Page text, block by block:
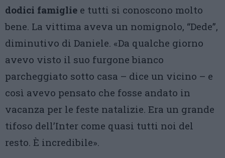
dodici famiglie e tutti si conoscono molto
bene. La vittima aveva un nomignolo, “Dede”,
diminutivo di Daniele. «Da qualche giorno
avevo visto il suo furgone bianco
parcheggiato sotto casa – dice un vicino – e
così avevo pensato che fosse andato in
vacanza per le feste natalizie. Era un grande
tifoso dell’Inter come quasi tutti noi del
resto. È incredibile».